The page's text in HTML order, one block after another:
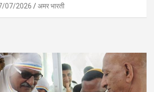
07/2026 अमर भारती